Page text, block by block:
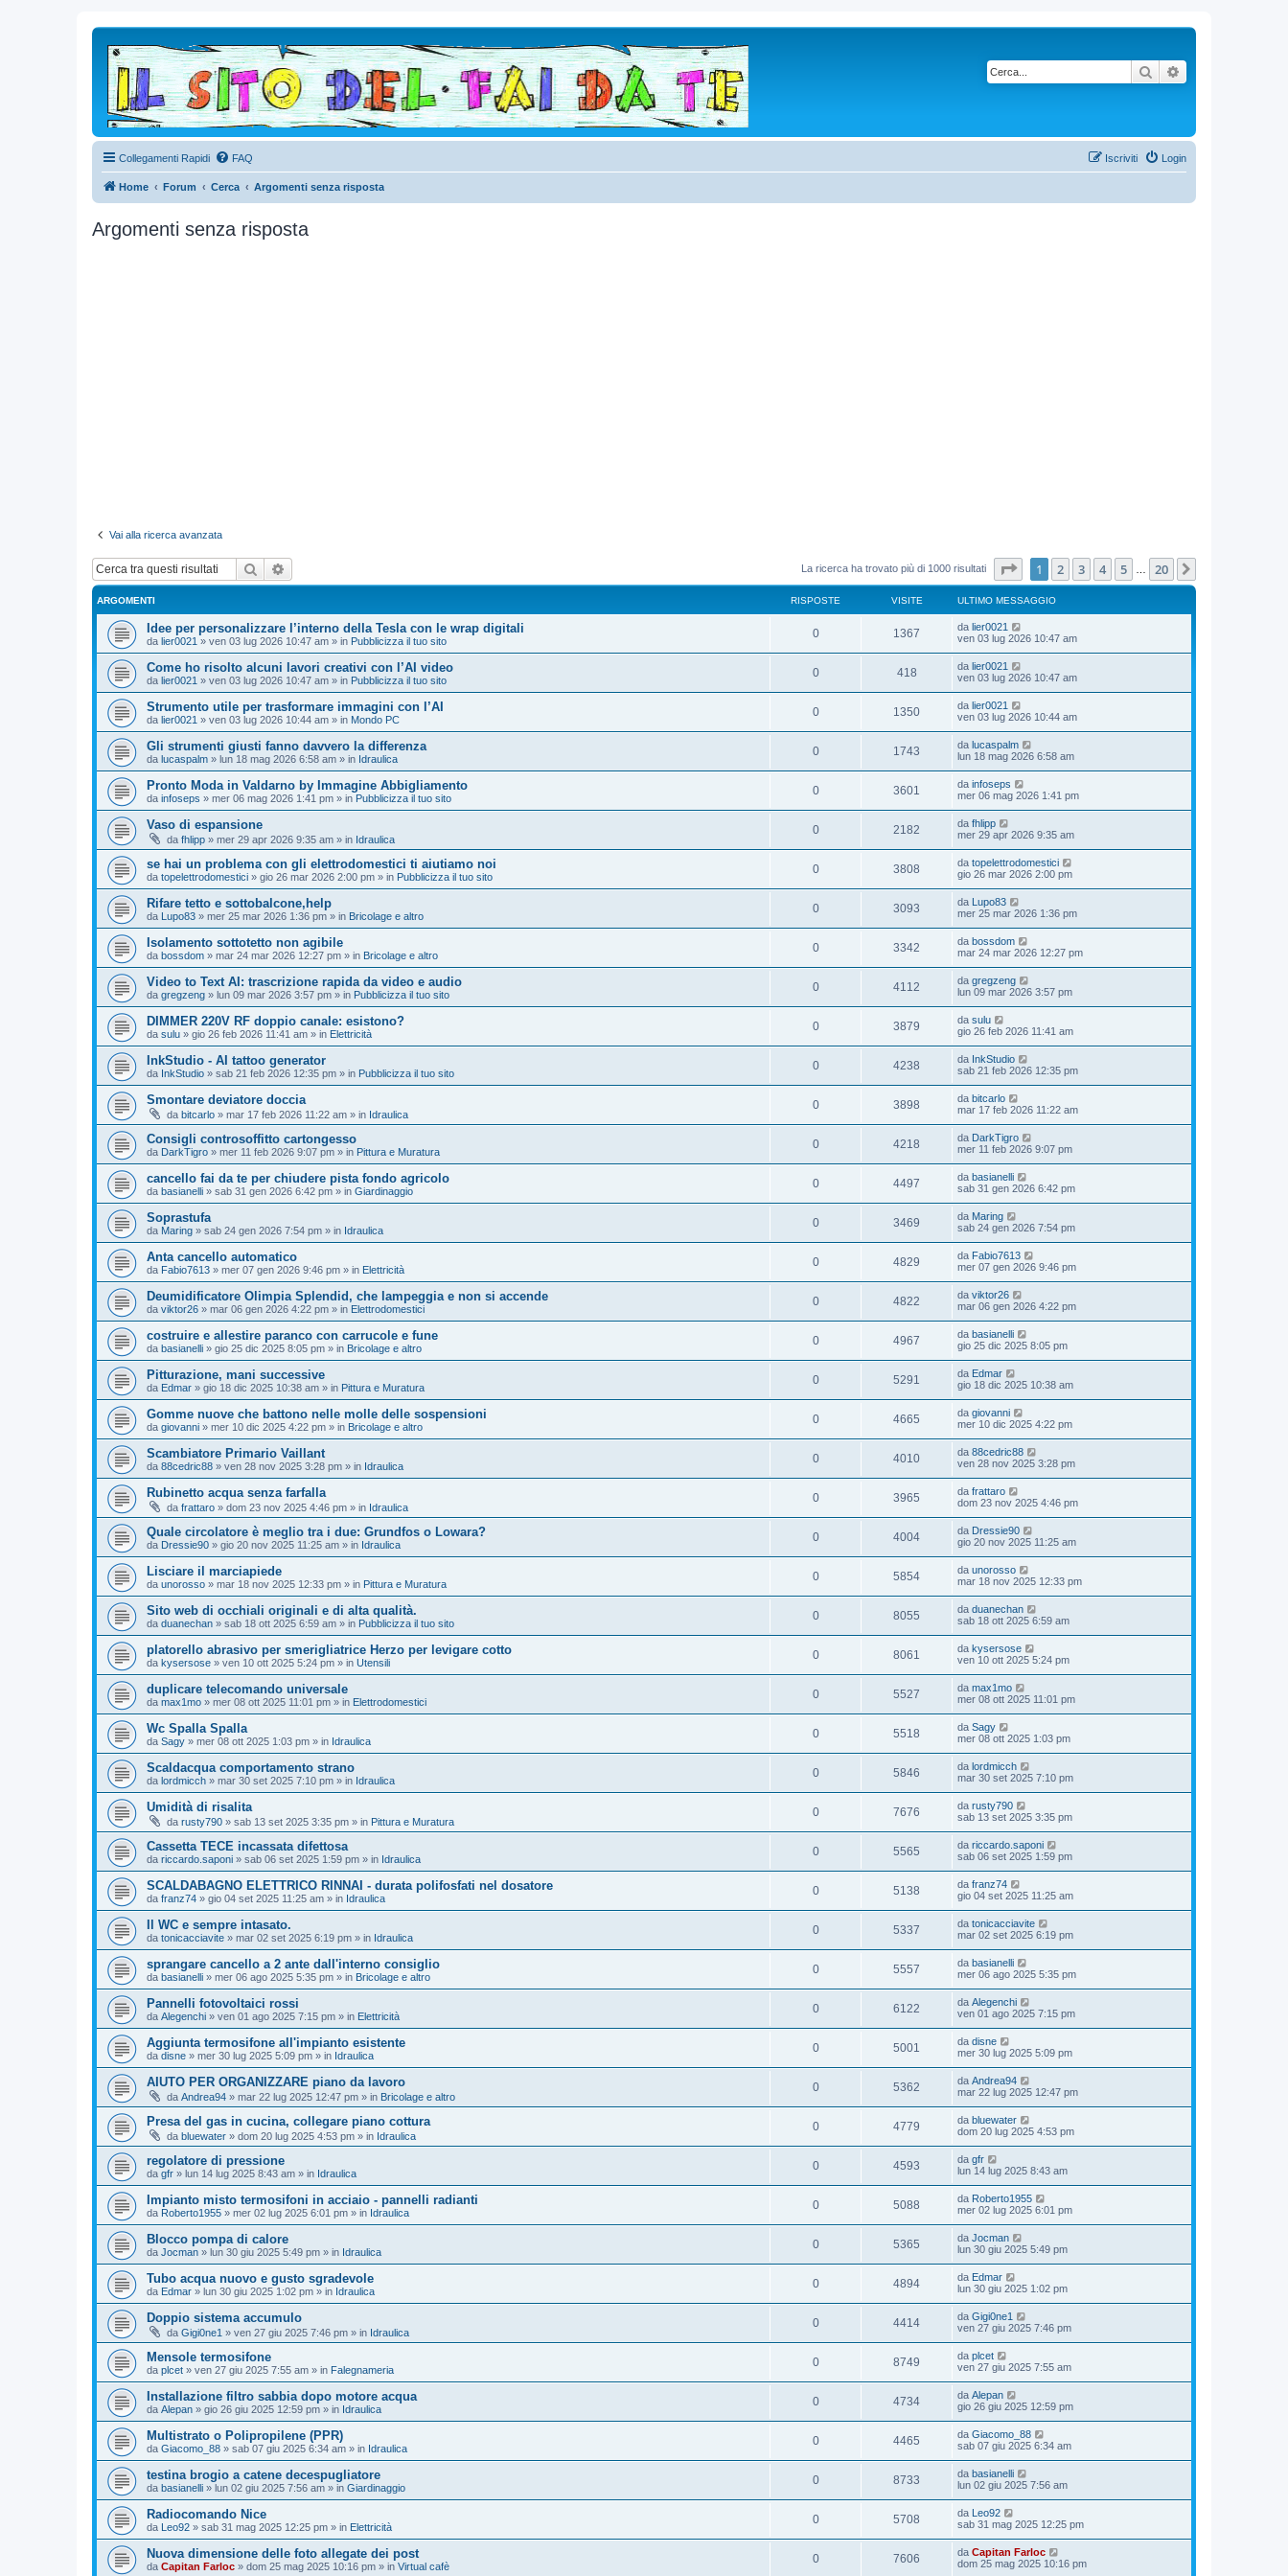
Cerca
Collegamenti Rapidi FAQ Login
Iscriviti
Home Forum Cerca Argomenti senza risposta
Argomenti senza risposta
Vai alla ricerca avanzata
Cerca La ricerca ha trovato più di 1000 risultati Pagina1 di
1 2 3 4 5 20
ARGOMENTI RISPOSTE VISITE ULTIMO MESSAGGIO
Idee per personalizzare l’interno della Tesla con le wrap digitali
da lier0021 » ven 03 lug 2026 10:47 am » in Pubblicizza il tuo sito
0 1367 da lier0021
ven 03 lug 2026 10:47 am
Come ho risolto alcuni lavori creativi con l’AI video
da lier0021 » ven 03 lug 2026 10:47 am » in Pubblicizza il tuo sito
0 418 da lier0021
ven 03 lug 2026 10:47 am
Strumento utile per trasformare immagini con l’AI
da lier0021 » ven 03 lug 2026 10:44 am » in Mondo PC
0 1350 da lier0021
ven 03 lug 2026 10:44 am
Gli strumenti giusti fanno davvero la differenza
da lucaspalm » lun 18 mag 2026 6:58 am » in Idraulica
0 1743 da lucaspalm
lun 18 mag 2026 6:58 am
Pronto Moda in Valdarno by Immagine Abbigliamento
da infoseps » mer 06 mag 2026 1:41 pm » in Pubblicizza il tuo sito
0 3601 da infoseps
mer 06 mag 2026 1:41 pm
Vaso di espansione
da fhlipp » mer 29 apr 2026 9:35 am » in Idraulica
0 2182 da fhlipp
mer 29 apr 2026 9:35 am
se hai un problema con gli elettrodomestici ti aiutiamo noi
da topelettrodomestici » gio 26 mar 2026 2:00 pm » in Pubblicizza il tuo sito
0 3808 da topelettrodomestici
gio 26 mar 2026 2:00 pm
Rifare tetto e sottobalcone,help
da Lupo83 » mer 25 mar 2026 1:36 pm » in Bricolage e altro
0 3093 da Lupo83
mer 25 mar 2026 1:36 pm
Isolamento sottotetto non agibile
da bossdom » mar 24 mar 2026 12:27 pm » in Bricolage e altro
0 3342 da bossdom
mar 24 mar 2026 12:27 pm
Video to Text AI: trascrizione rapida da video e audio
da gregzeng » lun 09 mar 2026 3:57 pm » in Pubblicizza il tuo sito
0 4112 da gregzeng
lun 09 mar 2026 3:57 pm
DIMMER 220V RF doppio canale: esistono?
da sulu » gio 26 feb 2026 11:41 am » in Elettricità
0 3879 da sulu
gio 26 feb 2026 11:41 am
InkStudio - AI tattoo generator
da InkStudio » sab 21 feb 2026 12:35 pm » in Pubblicizza il tuo sito
0 4238 da InkStudio
sab 21 feb 2026 12:35 pm
Smontare deviatore doccia
da bitcarlo » mar 17 feb 2026 11:22 am » in Idraulica
0 3898 da bitcarlo
mar 17 feb 2026 11:22 am
Consigli controsoffitto cartongesso
da DarkTigro » mer 11 feb 2026 9:07 pm » in Pittura e Muratura
0 4218 da DarkTigro
mer 11 feb 2026 9:07 pm
cancello fai da te per chiudere pista fondo agricolo
da basianelli » sab 31 gen 2026 6:42 pm » in Giardinaggio
0 4497 da basianelli
sab 31 gen 2026 6:42 pm
Soprastufa
da Maring » sab 24 gen 2026 7:54 pm » in Idraulica
0 3469 da Maring
sab 24 gen 2026 7:54 pm
Anta cancello automatico
da Fabio7613 » mer 07 gen 2026 9:46 pm » in Elettricità
0 4829 da Fabio7613
mer 07 gen 2026 9:46 pm
Deumidificatore Olimpia Splendid, che lampeggia e non si accende
da viktor26 » mar 06 gen 2026 4:22 pm » in Elettrodomestici
0 4822 da viktor26
mar 06 gen 2026 4:22 pm
costruire e allestire paranco con carrucole e fune
da basianelli » gio 25 dic 2025 8:05 pm » in Bricolage e altro
0 4967 da basianelli
gio 25 dic 2025 8:05 pm
Pitturazione, mani successive
da Edmar » gio 18 dic 2025 10:38 am » in Pittura e Muratura
0 5291 da Edmar
gio 18 dic 2025 10:38 am
Gomme nuove che battono nelle molle delle sospensioni
da giovanni » mer 10 dic 2025 4:22 pm » in Bricolage e altro
0 4665 da giovanni
mer 10 dic 2025 4:22 pm
Scambiatore Primario Vaillant
da 88cedric88 » ven 28 nov 2025 3:28 pm » in Idraulica
0 4010 da 88cedric88
ven 28 nov 2025 3:28 pm
Rubinetto acqua senza farfalla
da frattaro » dom 23 nov 2025 4:46 pm » in Idraulica
0 3965 da frattaro
dom 23 nov 2025 4:46 pm
Quale circolatore è meglio tra i due: Grundfos o Lowara?
da Dressie90 » gio 20 nov 2025 11:25 am » in Idraulica
0 4004 da Dressie90
gio 20 nov 2025 11:25 am
Lisciare il marciapiede
da unorosso » mar 18 nov 2025 12:33 pm » in Pittura e Muratura
0 5854 da unorosso
mar 18 nov 2025 12:33 pm
Sito web di occhiali originali e di alta qualità.
da duanechan » sab 18 ott 2025 6:59 am » in Pubblicizza il tuo sito
0 8055 da duanechan
sab 18 ott 2025 6:59 am
platorello abrasivo per smerigliatrice Herzo per levigare cotto
da kysersose » ven 10 ott 2025 5:24 pm » in Utensili
0 8061 da kysersose
ven 10 ott 2025 5:24 pm
duplicare telecomando universale
da max1mo » mer 08 ott 2025 11:01 pm » in Elettrodomestici
0 5527 da max1mo
mer 08 ott 2025 11:01 pm
Wc Spalla Spalla
da Sagy » mer 08 ott 2025 1:03 pm » in Idraulica
0 5518 da Sagy
mer 08 ott 2025 1:03 pm
Scaldacqua comportamento strano
da lordmicch » mar 30 set 2025 7:10 pm » in Idraulica
0 5846 da lordmicch
mar 30 set 2025 7:10 pm
Umidità di risalita
da rusty790 » sab 13 set 2025 3:35 pm » in Pittura e Muratura
0 7676 da rusty790
sab 13 set 2025 3:35 pm
Cassetta TECE incassata difettosa
da riccardo.saponi » sab 06 set 2025 1:59 pm » in Idraulica
0 5565 da riccardo.saponi
sab 06 set 2025 1:59 pm
SCALDABAGNO ELETTRICO RINNAI - durata polifosfati nel dosatore
da franz74 » gio 04 set 2025 11:25 am » in Idraulica
0 5138 da franz74
gio 04 set 2025 11:25 am
Il WC e sempre intasato.
da tonicacciavite » mar 02 set 2025 6:19 pm » in Idraulica
0 5337 da tonicacciavite
mar 02 set 2025 6:19 pm
sprangare cancello a 2 ante dall'interno consiglio
da basianelli » mer 06 ago 2025 5:35 pm » in Bricolage e altro
0 5557 da basianelli
mer 06 ago 2025 5:35 pm
Pannelli fotovoltaici rossi
da Alegenchi » ven 01 ago 2025 7:15 pm » in Elettricità
0 6122 da Alegenchi
ven 01 ago 2025 7:15 pm
Aggiunta termosifone all'impianto esistente
da disne » mer 30 lug 2025 5:09 pm » in Idraulica
0 5001 da disne
mer 30 lug 2025 5:09 pm
AIUTO PER ORGANIZZARE piano da lavoro
da Andrea94 » mar 22 lug 2025 12:47 pm » in Bricolage e altro
0 5362 da Andrea94
mar 22 lug 2025 12:47 pm
Presa del gas in cucina, collegare piano cottura
da bluewater » dom 20 lug 2025 4:53 pm » in Idraulica
0 4779 da bluewater
dom 20 lug 2025 4:53 pm
regolatore di pressione
da gfr » lun 14 lug 2025 8:43 am » in Idraulica
0 4593 da gfr
lun 14 lug 2025 8:43 am
Impianto misto termosifoni in acciaio - pannelli radianti
da Roberto1955 » mer 02 lug 2025 6:01 pm » in Idraulica
0 5088 da Roberto1955
mer 02 lug 2025 6:01 pm
Blocco pompa di calore
da Jocman » lun 30 giu 2025 5:49 pm » in Idraulica
0 5365 da Jocman
lun 30 giu 2025 5:49 pm
Tubo acqua nuovo e gusto sgradevole
da Edmar » lun 30 giu 2025 1:02 pm » in Idraulica
0 4894 da Edmar
lun 30 giu 2025 1:02 pm
Doppio sistema accumulo
da Gigi0ne1 » ven 27 giu 2025 7:46 pm » in Idraulica
0 4414 da Gigi0ne1
ven 27 giu 2025 7:46 pm
Mensole termosifone
da plcet » ven 27 giu 2025 7:55 am » in Falegnameria
0 8749 da plcet
ven 27 giu 2025 7:55 am
Installazione filtro sabbia dopo motore acqua
da Alepan » gio 26 giu 2025 12:59 pm » in Idraulica
0 4734 da Alepan
gio 26 giu 2025 12:59 pm
Multistrato o Polipropilene (PPR)
da Giacomo_88 » sab 07 giu 2025 6:34 am » in Idraulica
0 4465 da Giacomo_88
sab 07 giu 2025 6:34 am
testina brogio a catene decespugliatore
da basianelli » lun 02 giu 2025 7:56 am » in Giardinaggio
0 8733 da basianelli
lun 02 giu 2025 7:56 am
Radiocomando Nice
da Leo92 » sab 31 mag 2025 12:25 pm » in Elettricità
0 5708 da Leo92
sab 31 mag 2025 12:25 pm
Nuova dimensione delle foto allegate dei post
da Capitan Farloc » dom 25 mag 2025 10:16 pm » in Virtual cafè
0 7606 da Capitan Farloc
dom 25 mag 2025 10:16 pm